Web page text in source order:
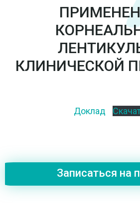
КЛИНИЧЕСКОЙ
Доклад
Записаться на